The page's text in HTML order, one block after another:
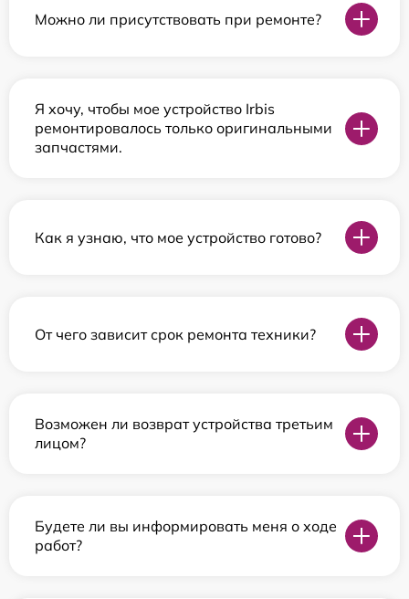
Можно ли присутствовать при ремонте?
Я хочу, чтобы мое устройство Irbis
ремонтировалось только оригинальными
запчастями.
Как я узнаю, что мое устройство готово?
От чего зависит срок ремонта техники?
Возможен ли возврат устройства третьим
лицом?
Будете ли вы информировать меня о ходе
работ?